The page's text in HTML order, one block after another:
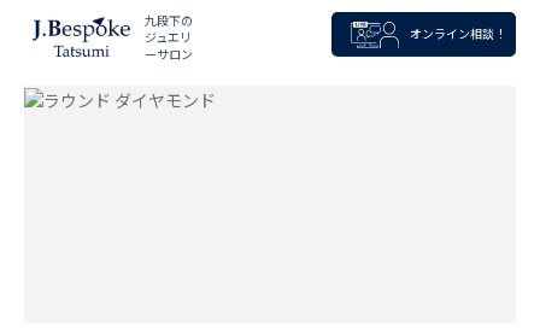
九段下の
ジュエリ
ーサロン
オンライン相談！